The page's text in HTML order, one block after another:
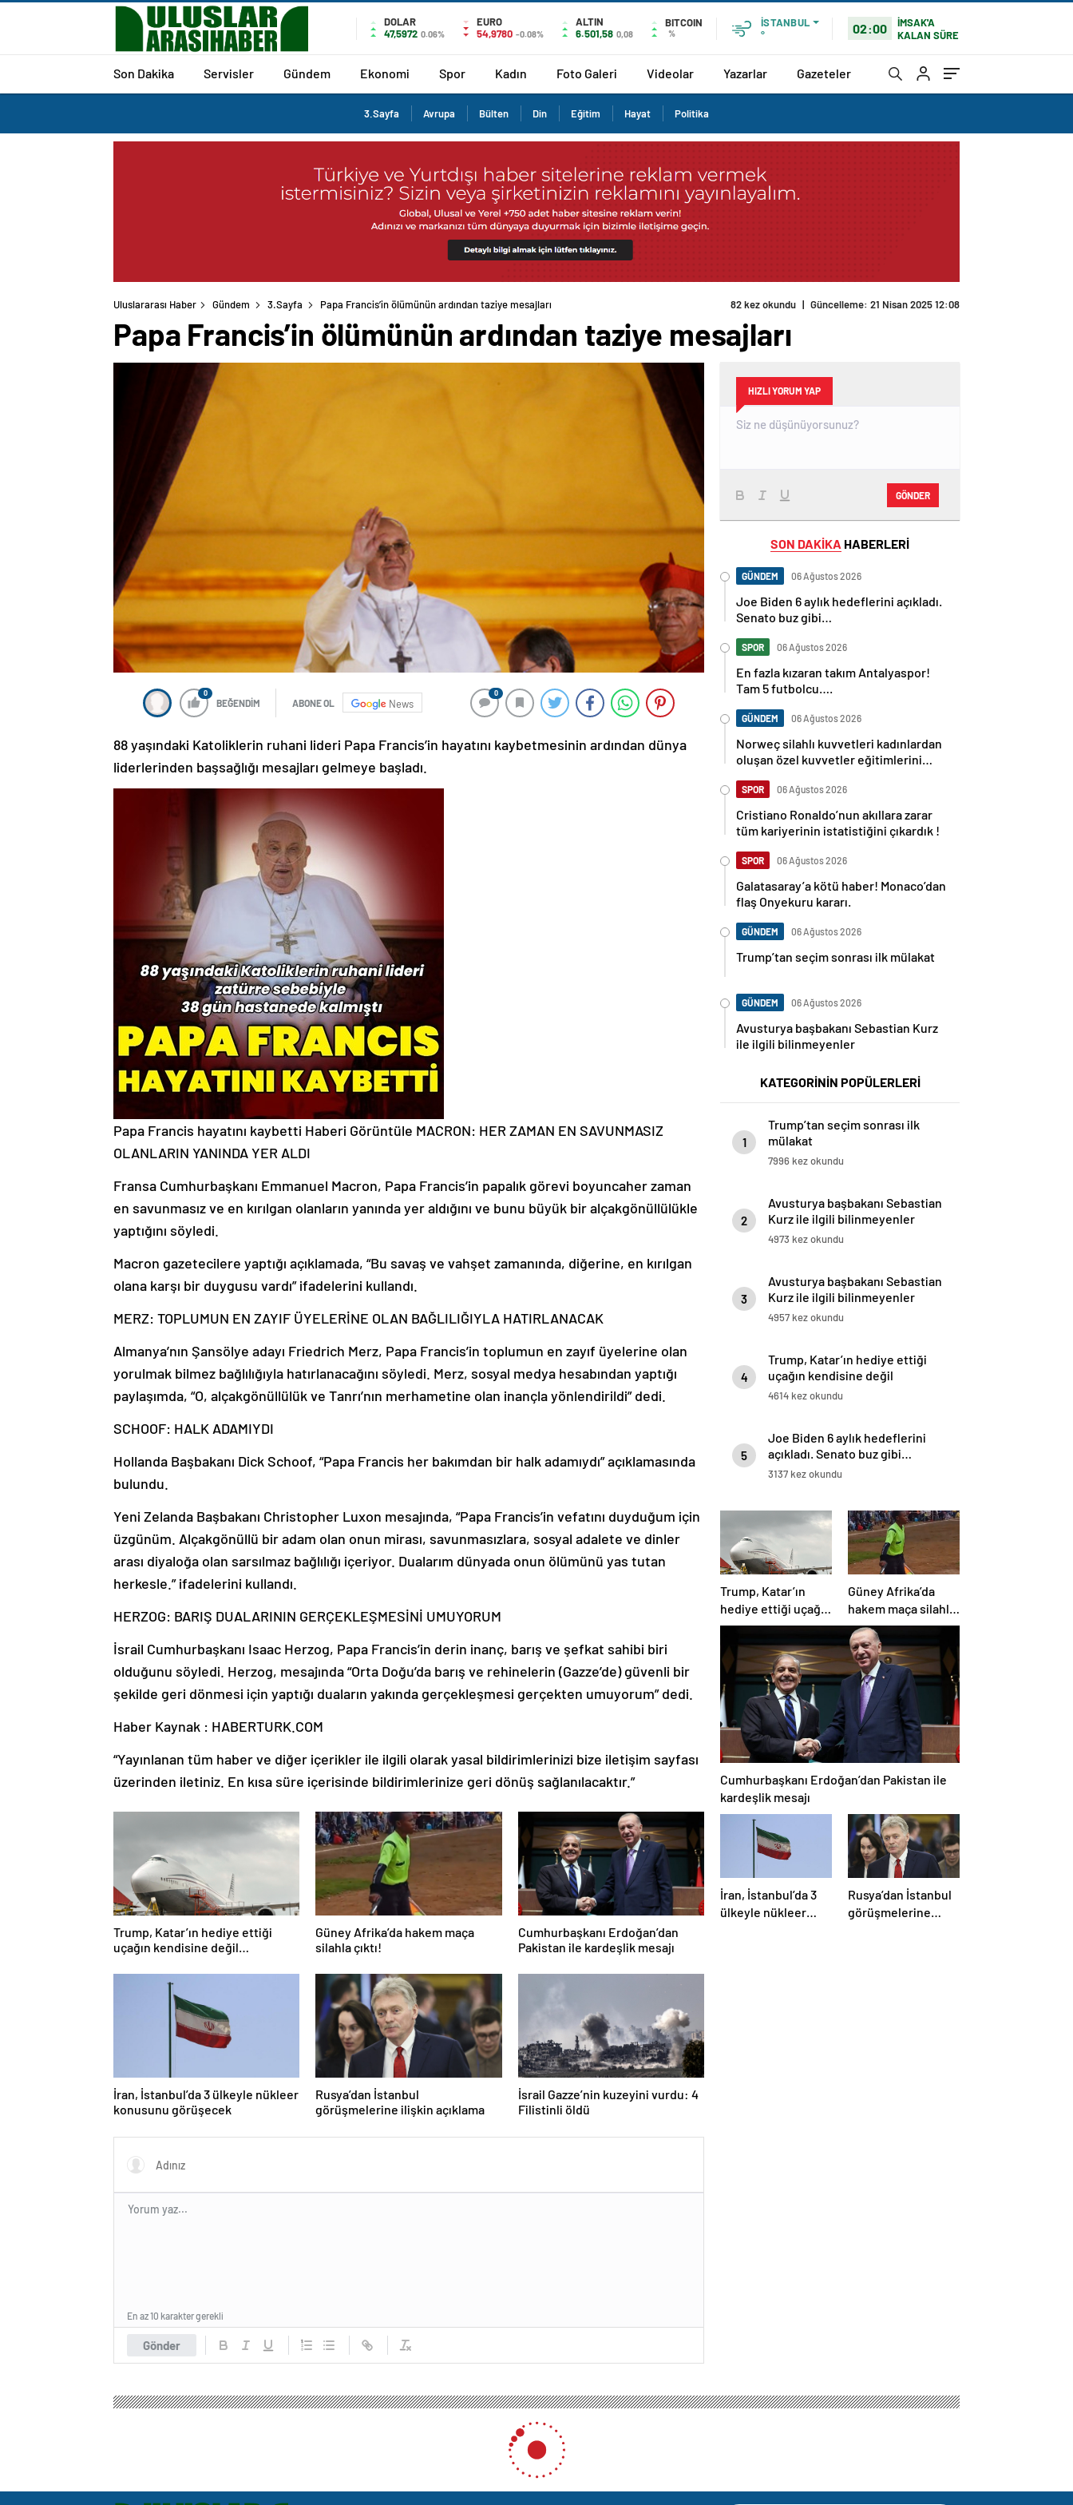
DOLAR
47,5972 0.06%
EURO
54,9780 -0.08%
ALTIN
6.501,58 0,08
BITCOIN
%
İSTANBUL
°
02:00
İMSAK'A
KALAN SÜRE
Son Dakika Servisler Gündem Ekonomi Spor Kadın Foto Galeri Videolar Yazarlar Gazeteler
3.Sayfa Avrupa Bülten Din Eğitim Hayat Politika
Uluslararası Haber Gündem 3.Sayfa Papa Francis’in ölümünün ardından taziye mesajları 82 kez okundu | Güncelleme: 21 Nisan 2025 12:08
Papa Francis’in ölümünün ardından taziye mesajları
0
BEĞENDİM ABONE OL News
0
88 yaşındaki Katoliklerin ruhani lideri Papa Francis’in hayatını kaybetmesinin ardından dünya
liderlerinden başsağlığı mesajları gelmeye başladı.
Papa Francis hayatını kaybetti Haberi Görüntüle MACRON: HER ZAMAN EN SAVUNMASIZ
OLANLARIN YANINDA YER ALDI
Fransa Cumhurbaşkanı Emmanuel Macron, Papa Francis’in papalık görevi boyuncaher zaman
en savunmasız ve en kırılgan olanların yanında yer aldığını ve bunu büyük bir alçakgönüllülükle
yaptığını söyledi.
Macron gazetecilere yaptığı açıklamada, “Bu savaş ve vahşet zamanında, diğerine, en kırılgan
olana karşı bir duygusu vardı” ifadelerini kullandı.
MERZ: TOPLUMUN EN ZAYIF ÜYELERİNE OLAN BAĞLILIĞIYLA HATIRLANACAK
Almanya’nın Şansölye adayı Friedrich Merz, Papa Francis’in toplumun en zayıf üyelerine olan
yorulmak bilmez bağlılığıyla hatırlanacağını söyledi. Merz, sosyal medya hesabından yaptığı
paylaşımda, “O, alçakgönüllülük ve Tanrı’nın merhametine olan inançla yönlendirildi” dedi.
SCHOOF: HALK ADAMIYDI
Hollanda Başbakanı Dick Schoof, “Papa Francis her bakımdan bir halk adamıydı” açıklamasında
bulundu.
Yeni Zelanda Başbakanı Christopher Luxon mesajında, “Papa Francis’in vefatını duyduğum için
üzgünüm. Alçakgönüllü bir adam olan onun mirası, savunmasızlara, sosyal adalete ve dinler
arası diyaloğa olan sarsılmaz bağlılığı içeriyor. Dualarım dünyada onun ölümünü yas tutan
herkesle.” ifadelerini kullandı.
HERZOG: BARIŞ DUALARININ GERÇEKLEŞMESİNİ UMUYORUM
İsrail Cumhurbaşkanı Isaac Herzog, Papa Francis’in derin inanç, barış ve şefkat sahibi biri
olduğunu söyledi. Herzog, mesajında “Orta Doğu’da barış ve rehinelerin (Gazze’de) güvenli bir
şekilde geri dönmesi için yaptığı duaların yakında gerçekleşmesi gerçekten umuyorum” dedi.
Haber Kaynak : HABERTURK.COM
“Yayınlanan tüm haber ve diğer içerikler ile ilgili olarak yasal bildirimlerinizi bize iletişim sayfası
üzerinden iletiniz. En kısa süre içerisinde bildirimlerinize geri dönüş sağlanılacaktır.”
Trump, Katar’ın hediye ettiği
uçağın kendisine değil
Güney Afrika’da hakem maça
silahla çıktı!
Cumhurbaşkanı Erdoğan’dan
Pakistan ile kardeşlik mesajı
İran, İstanbul’da 3 ülkeyle nükleer
konusunu görüşecek
Rusya’dan İstanbul
görüşmelerine ilişkin açıklama
İsrail Gazze’nin kuzeyini vurdu: 4
Filistinli öldü
Gönder
En az 10 karakter gerekli
HIZLI YORUM YAP
GÖNDER
SON DAKİKA HABERLERİ
GÜNDEM 06 Ağustos 2026
Joe Biden 6 aylık hedeflerini açıkladı.
Senato buz gibi…
SPOR 06 Ağustos 2026
En fazla kızaran takım Antalyaspor!
Tam 5 futbolcu….
GÜNDEM 06 Ağustos 2026
Norweç silahlı kuvvetleri kadınlardan
oluşan özel kuvvetler eğitimlerini
SPOR 06 Ağustos 2026
Cristiano Ronaldo’nun akıllara zarar
tüm kariyerinin istatistiğini çıkardık !
SPOR 06 Ağustos 2026
Galatasaray’a kötü haber! Monaco’dan
flaş Onyekuru kararı.
GÜNDEM 06 Ağustos 2026
Trump’tan seçim sonrası ilk mülakat
GÜNDEM 06 Ağustos 2026
Avusturya başbakanı Sebastian Kurz
ile ilgili bilinmeyenler
KATEGORİNİN POPÜLERLERİ
1
Trump’tan seçim sonrası ilk
mülakat
7996 kez okundu
2
Avusturya başbakanı Sebastian
Kurz ile ilgili bilinmeyenler
4973 kez okundu
3
Avusturya başbakanı Sebastian
Kurz ile ilgili bilinmeyenler
4957 kez okundu
4
Trump, Katar’ın hediye ettiği
uçağın kendisine değil
Pentagon’a verileceğini açıkladı
4614 kez okundu
5
Joe Biden 6 aylık hedeflerini
açıkladı. Senato buz gibi…
3137 kez okundu
Trump, Katar’ın
hediye ettiği uçağın
kendisine değil
Pentagon’a
verileceğini açıkladı
Güney Afrika’da
hakem maça silahla
çıktı!
Cumhurbaşkanı Erdoğan’dan Pakistan ile
kardeşlik mesajı
İran, İstanbul’da 3
ülkeyle nükleer
Rusya’dan İstanbul
görüşmelerine